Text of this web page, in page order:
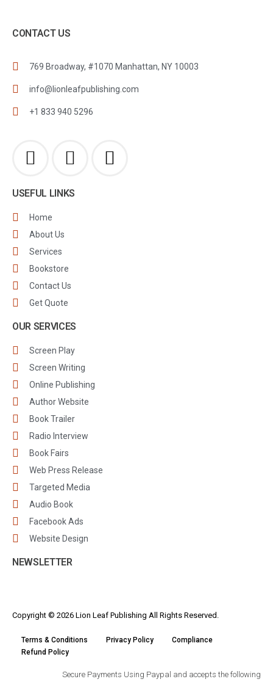
CONTACT US
769 Broadway, #1070 Manhattan, NY 10003
info@lionleafpublishing.com
+1 833 940 5296
USEFUL LINKS
Home
About Us
Services
Bookstore
Contact Us
Get Quote
OUR SERVICES
Screen Play
Screen Writing
Online Publishing
Author Website
Book Trailer
Radio Interview
Book Fairs
Web Press Release
Targeted Media
Audio Book
Facebook Ads
Website Design
NEWSLETTER
Copyright © 2026 Lion Leaf Publishing All Rights Reserved.
Terms & Conditions Privacy Policy
Compliance
Refund Policy
Secure Payments Using Paypal and accepts the following